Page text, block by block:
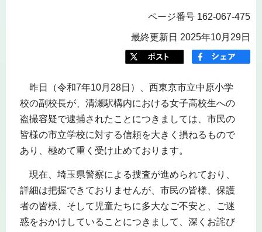
ページ番号 162-067-475
最終更新日 2025年10月29日
昨日（令和7年10月28日）、西東京市立中原小学
校の副校長が、清瀬駅構内における女子高校生への
盗撮容疑で逮捕されたことにつきましては、市民の
皆様の市立学校に対する信頼を大きく損ねるもので
あり、極めて重く受け止めております。
現在、埼玉県警察による捜査が進められており、
詳細は把握できておりませんが、市民の皆様、保護
者の皆様、そして児童たちに多大なご不安と、ご迷
惑をおかけしていることにつきまして、深くお詫び